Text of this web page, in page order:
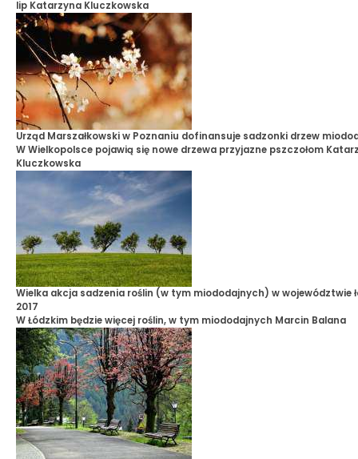
lip Katarzyna Kluczkowska
Urząd Marszałkowski w Poznaniu dofinansuje sadzonki drzew
W Wielkopolsce pojawią się nowe drzewa przyjazne pszczołom
Kluczkowska
Wielka akcja sadzenia roślin (w tym miododajnych) w województwie
2017
W Łódzkim będzie więcej roślin, w tym miododajnych Marcin Balana